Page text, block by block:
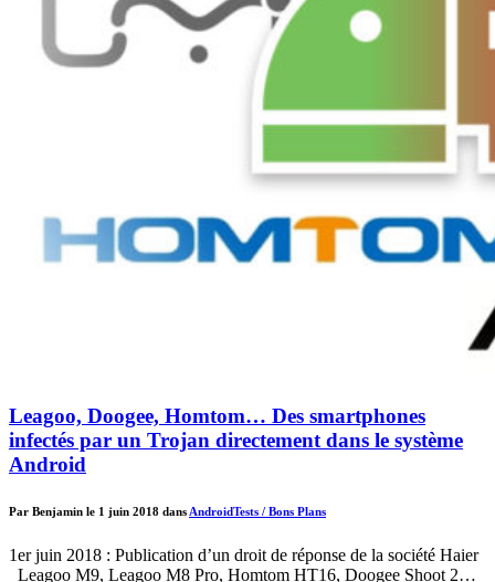
Leagoo, Doogee, Homtom… Des smartphones
infectés par un Trojan directement dans le système
Android
Par Benjamin le 1 juin 2018 dansAndroidTests / Bons Plans
1er juin 2018 : Publication d’un droit de réponse de la société Haier
Leagoo M9, Leagoo M8 Pro, Homtom HT16, Doogee Shoot 2…